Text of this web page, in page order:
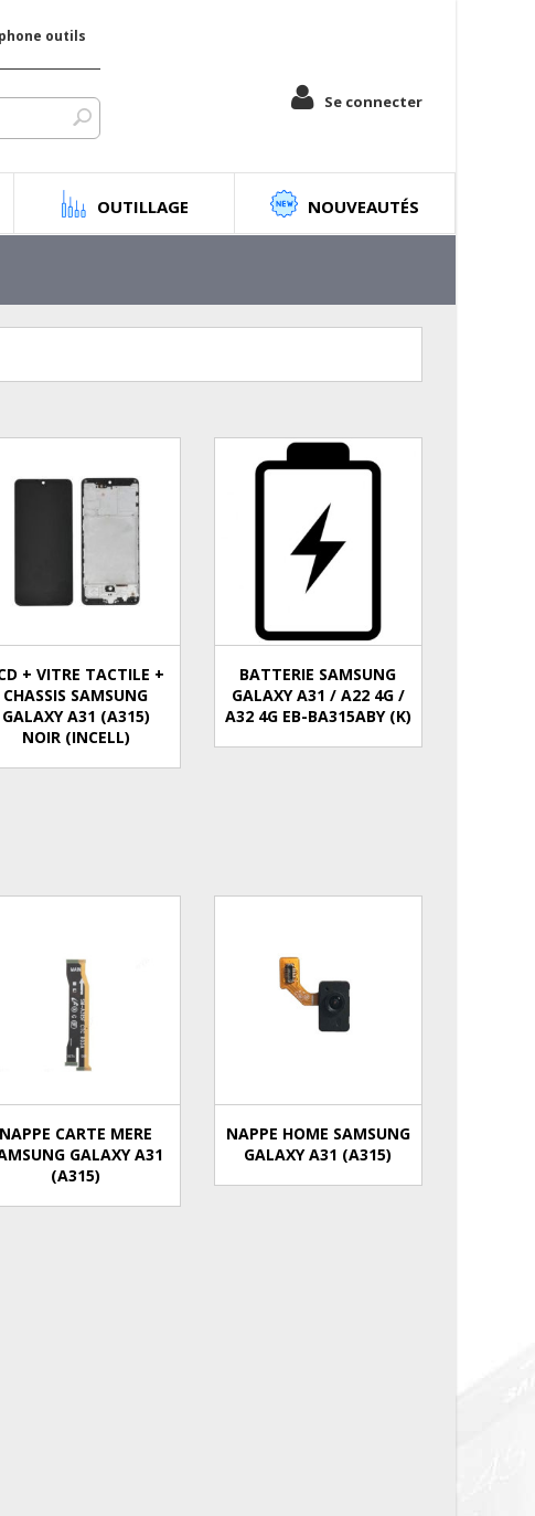
outils
Se connecter
OUTILLAGE NOUVEAUTÉS
+ VITRE TACTILE +
CHASSIS SAMSUNG
GALAXY A31 (A315)
NOIR (INCELL)
BATTERIE SAMSUNG
GALAXY A31 / A22 4G /
A32 4G EB-BA315ABY (K)
NAPPE CARTE MERE
GALAXY A31
(A315)
NAPPE HOME SAMSUNG
GALAXY A31 (A315)